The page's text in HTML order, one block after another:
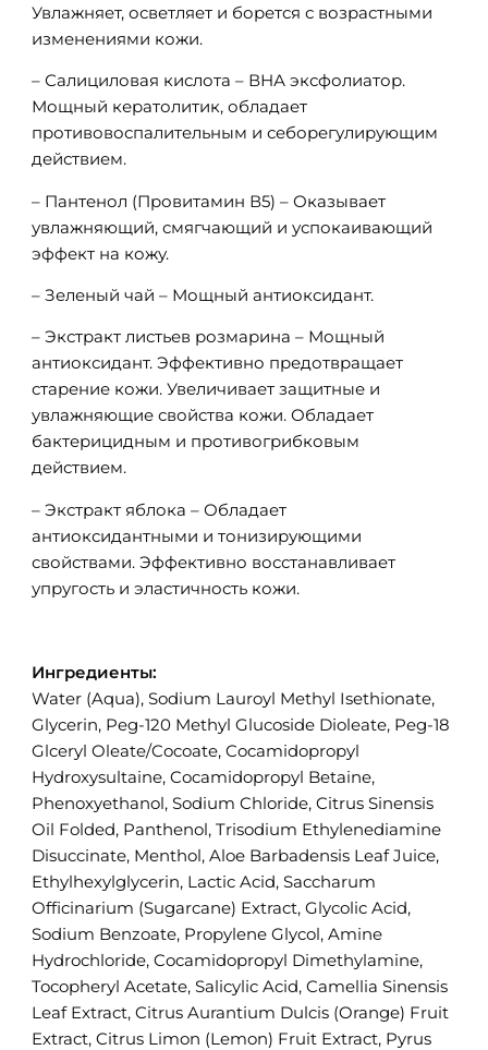
Увлажняет, осветляет и борется с возрастными
изменениями кожи.
– Салициловая кислота – ВНА эксфолиатор.
Мощный кератолитик, обладает
противовоспалительным и себорегулирующим
действием.
– Пантенол (Провитамин В5) – Оказывает
увлажняющий, смягчающий и успокаивающий
эффект на кожу.
– Зеленый чай – Мощный антиоксидант.
– Экстракт листьев розмарина – Мощный
антиоксидант. Эффективно предотвращает
старение кожи. Увеличивает защитные и
увлажняющие свойства кожи. Обладает
бактерицидным и противогрибковым
действием.
– Экстракт яблока – Обладает
антиоксидантными и тонизирующими
свойствами. Эффективно восстанавливает
упругость и эластичность кожи.
Ингредиенты:
Water (Aqua), Sodium Lauroyl Methyl Isethionate,
Glycerin, Peg-120 Methyl Glucoside Dioleate, Peg-18
Glceryl Oleate/Cocoate, Cocamidopropyl
Hydroxysultaine, Cocamidopropyl Betaine,
Phenoxyethanol, Sodium Chloride, Citrus Sinensis
Oil Folded, Panthenol, Trisodium Ethylenediamine
Disuccinate, Menthol, Aloe Barbadensis Leaf Juice,
Ethylhexylglycerin, Lactic Acid, Saccharum
Officinarium (Sugarcane) Extract, Glycolic Acid,
Sodium Benzoate, Propylene Glycol, Amine
Hydrochloride, Cocamidopropyl Dimethylamine,
Tocopheryl Acetate, Salicylic Acid, Camellia Sinensis
Leaf Extract, Citrus Aurantium Dulcis (Orange) Fruit
Extract, Citrus Limon (Lemon) Fruit Extract, Pyrus